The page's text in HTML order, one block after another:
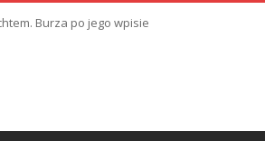
Burza po jego wpisie